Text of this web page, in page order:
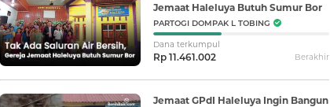
Jemaat Haleluya Butuh Sumur Bor
PARTOGI DOMPAK L TOBING
Dana terkumpul
Rp 11.461.002 Berakhir
Jemaat GPdI Haleluya Ingin Bangun